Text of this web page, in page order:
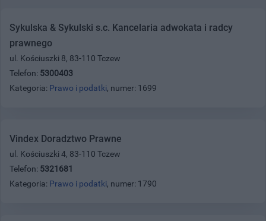
Sykulska & Sykulski s.c. Kancelaria adwokata i radcy
prawnego
ul. Kościuszki 8, 83-110 Tczew
Telefon: 5300403
Kategoria: Prawo i podatki, numer: 1699
Vindex Doradztwo Prawne
ul. Kościuszki 4, 83-110 Tczew
Telefon: 5321681
Kategoria: Prawo i podatki, numer: 1790